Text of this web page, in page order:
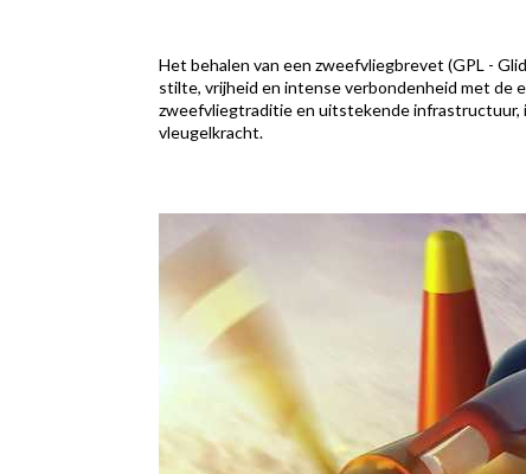
Het behalen van een zweefvliegbrevet (GPL -
stilte, vrijheid en intense verbondenheid met de
zweefvliegtraditie en uitstekende infrastructuur,
vleugelkracht.